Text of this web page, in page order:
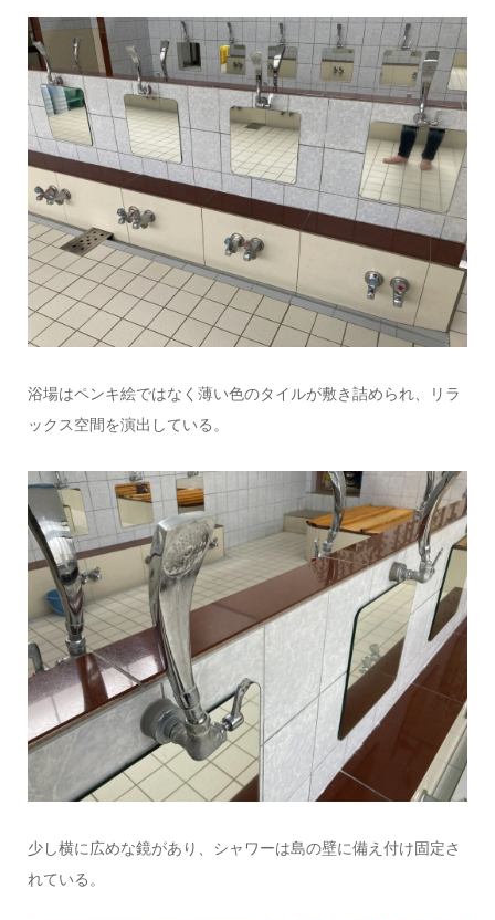
浴場はペンキ絵ではなく薄い色のタイルが敷き詰められ、リラ
ックス空間を演出している。
少し横に広めな鏡があり、シャワーは島の壁に備え付け固定さ
れている。